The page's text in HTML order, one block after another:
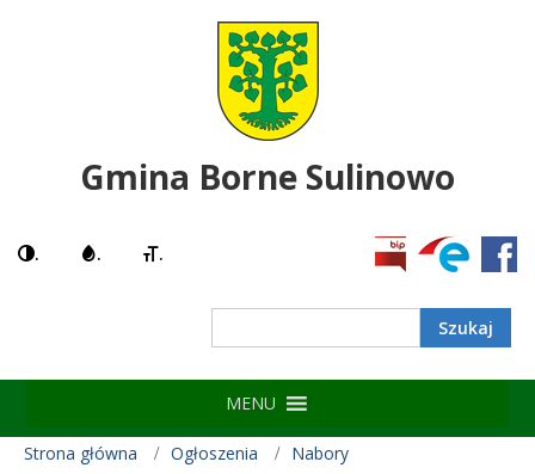
Gmina Borne Sulinowo
. . .
MENU
Strona główna Ogłoszenia
Nabory